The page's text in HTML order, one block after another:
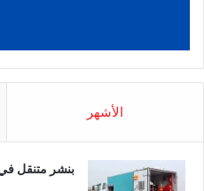
الأشهر
بنشر متنقل